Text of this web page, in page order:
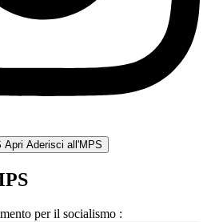
Apri Aderisci all'MPS
per il socialismo :